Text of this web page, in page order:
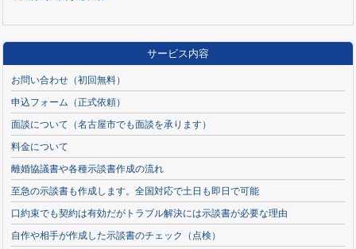
サービス内容
お問い合わせ（初回無料）
申込フォーム（正式依頼）
面談について（名古屋市でも面談を承ります）
料金について
離婚協議書や各種示談書作成の流れ
至急の示談書も作成します。全国対応で土日も即日で可能
口約束でも契約は有効だがトラブル解決には示談書が必要な理由
自作や相手が作成した示談書のチェック（点検）